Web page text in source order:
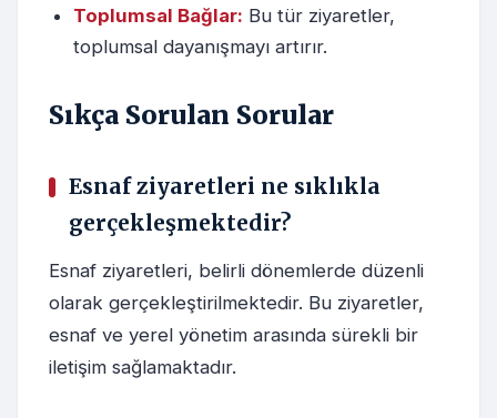
Toplumsal Bağlar: Bu tür ziyaretler,
toplumsal dayanışmayı artırır.
Sıkça Sorulan Sorular
Esnaf ziyaretleri ne sıklıkla
gerçekleşmektedir?
Esnaf ziyaretleri, belirli dönemlerde düzenli
olarak gerçekleştirilmektedir. Bu ziyaretler,
esnaf ve yerel yönetim arasında sürekli bir
iletişim sağlamaktadır.